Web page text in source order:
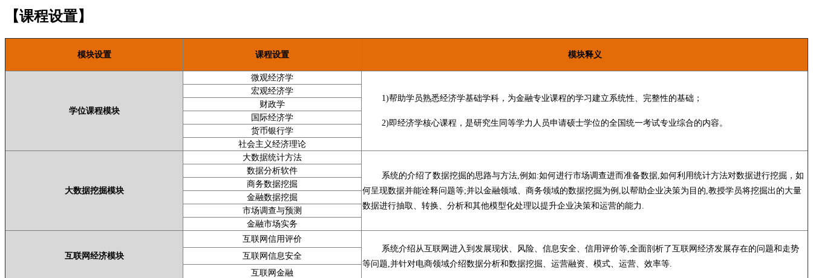
【课程设置】
模块设置 课程设置 模块释义
学位课程模块
微观经济学
1)帮助学员熟悉经济学基础学科，为金融专业课程的学习建立系统性、完整性的基础；
2)即经济学核心课程，是研究生同等学力人员申请硕士学位的全国统一考试专业综合的内容。
宏观经济学
财政学
国际经济学
货币银行学
社会主义经济理论
大数据挖掘模块
大数据统计方法
系统的介绍了数据挖掘的思路与方法,例如:如何进行市场调查进而准备数据,如何利用统计方法对数据进行挖掘，如
何呈现数据并能诠释问题等;并以金融领域、商务领域的数据挖掘为例,以帮助企业决策为目的,教授学员将挖掘出的大量
数据进行抽取、转换、分析和其他模型化处理以提升企业决策和运营的能力.
数据分析软件
商务数据挖掘
金融数据挖掘
市场调查与预测
金融市场实务
互联网经济模块
互联网信用评价
系统介绍从互联网进入到发展现状、风险、信息安全、信用评价等,全面剖析了互联网经济发展存在的问题和走势
等问题,并针对电商领域介绍数据分析和数据挖掘、运营融资、模式、运营、效率等.
互联网信息安全
互联网金融